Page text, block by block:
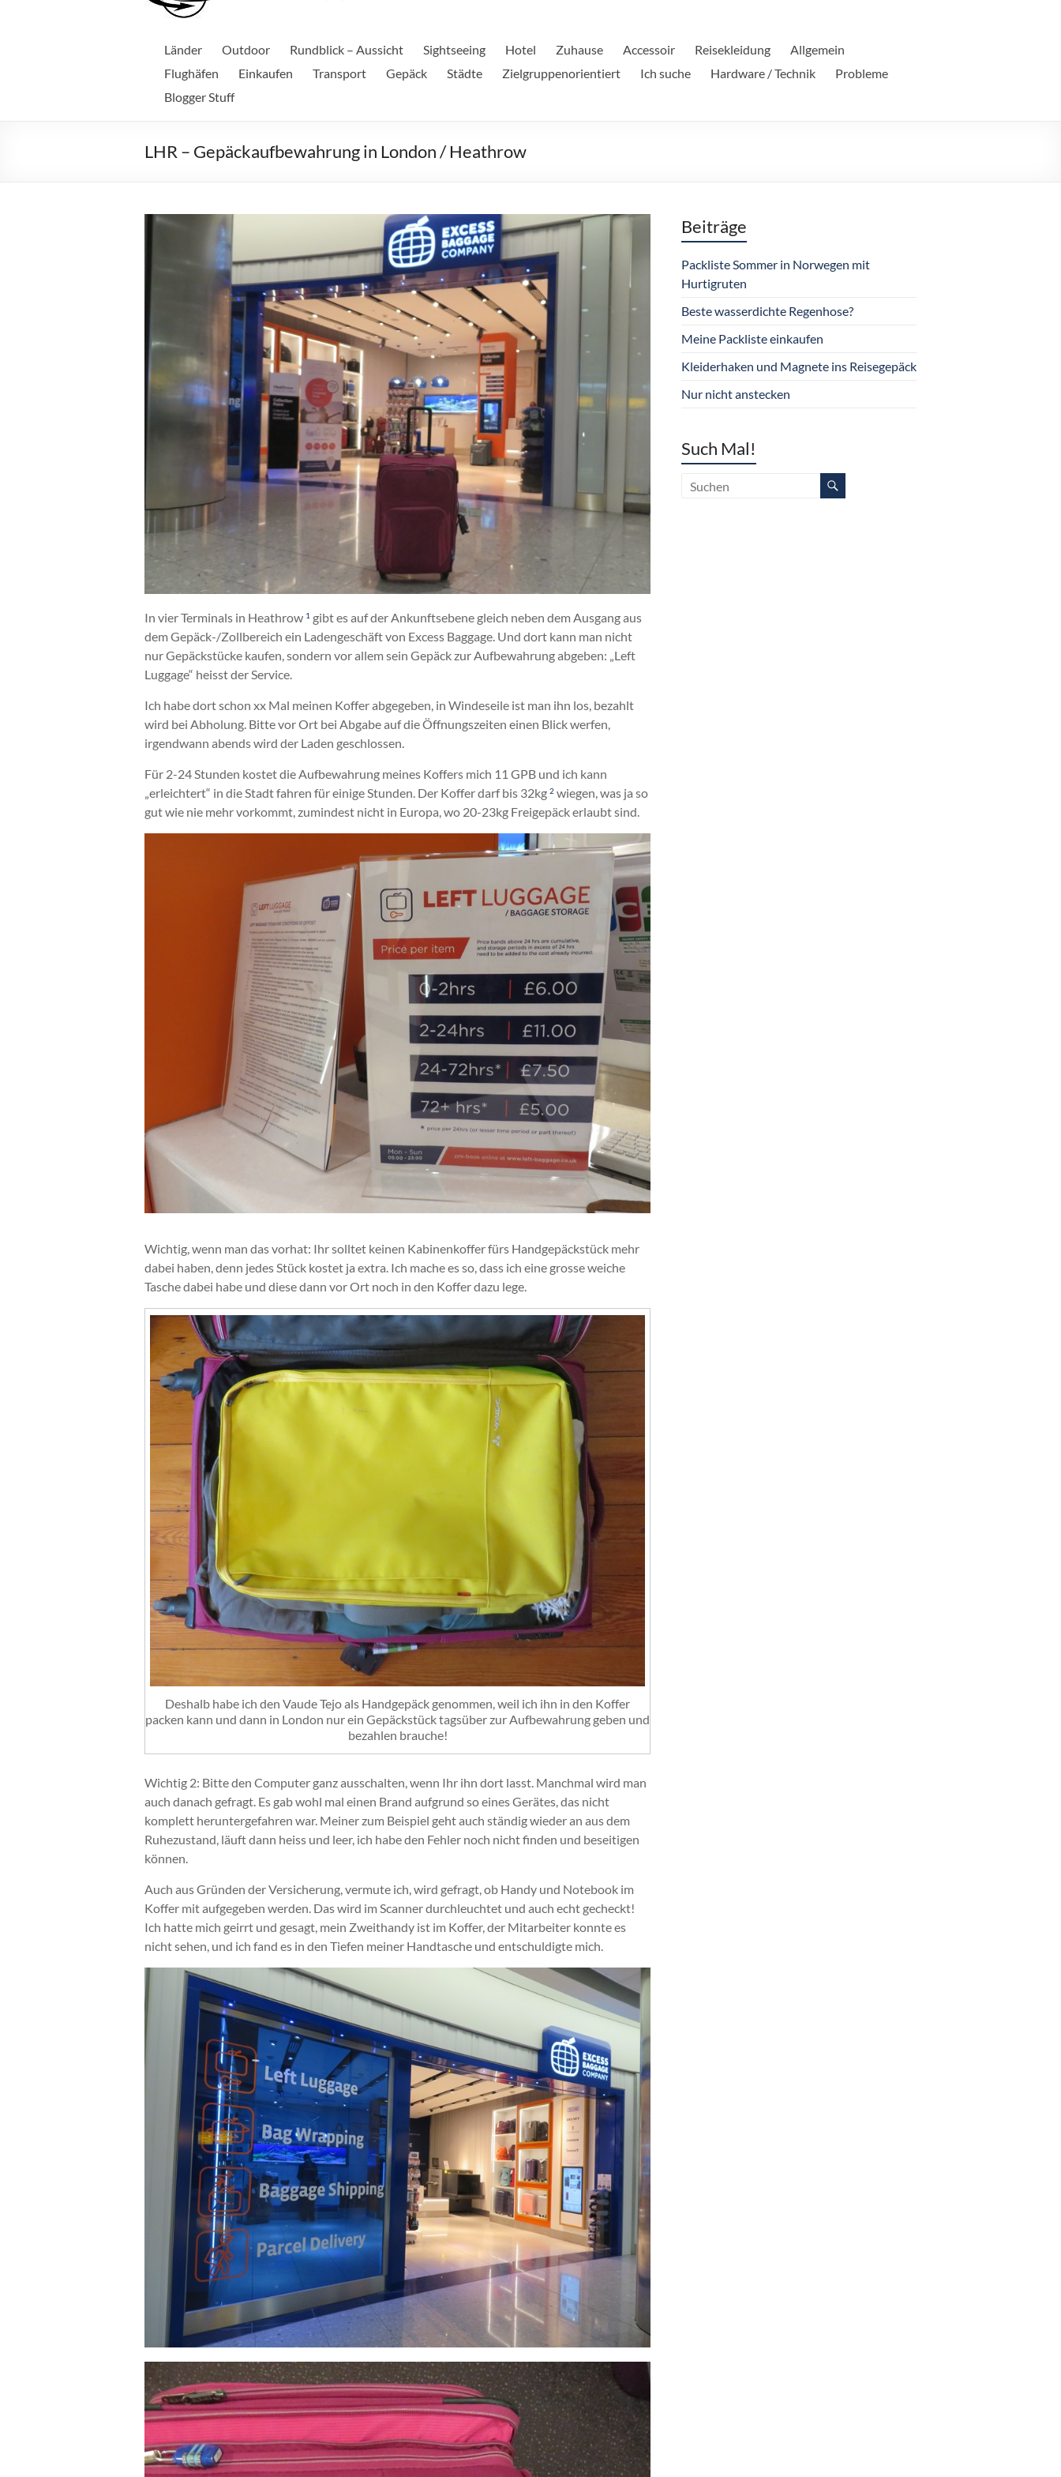
Länder Outdoor Rundblick – Aussicht Sightseeing Hotel Zuhause Accessoir Reisekleidung
Allgemein
Flughäfen
Einkaufen Transport Gepäck Städte Zielgruppenorientiert Ich suche Hardware / Technik
Probleme
Blogger Stuff
LHR – Gepäckaufbewahrung in London / Heathrow
In vier Terminals in Heathrow 1 gibt es auf der Ankunftsebene gleich neben dem Ausgang aus
dem Gepäck-/Zollbereich ein Ladengeschäft von Excess Baggage. Und dort kann man nicht
nur Gepäckstücke kaufen, sondern vor allem sein Gepäck zur Aufbewahrung abgeben: „Left
Luggage“ heisst der Service.
Ich habe dort schon xx Mal meinen Koffer abgegeben, in Windeseile ist man ihn los, bezahlt
wird bei Abholung. Bitte vor Ort bei Abgabe auf die Öffnungszeiten einen Blick werfen,
irgendwann abends wird der Laden geschlossen.
Für 2-24 Stunden kostet die Aufbewahrung meines Koffers mich 11 GPB und ich kann
„erleichtert“ in die Stadt fahren für einige Stunden. Der Koffer darf bis 32kg 2 wiegen, was ja so
gut wie nie mehr vorkommt, zumindest nicht in Europa, wo 20-23kg Freigepäck erlaubt sind.
Wichtig, wenn man das vorhat: Ihr solltet keinen Kabinenkoffer fürs Handgepäckstück mehr
dabei haben, denn jedes Stück kostet ja extra. Ich mache es so, dass ich eine grosse weiche
Tasche dabei habe und diese dann vor Ort noch in den Koffer dazu lege.
Deshalb habe ich den Vaude Tejo als Handgepäck genommen, weil ich ihn in den Koffer
packen kann und dann in London nur ein Gepäckstück tagsüber zur Aufbewahrung geben und
bezahlen brauche!
Wichtig 2: Bitte den Computer ganz ausschalten, wenn Ihr ihn dort lasst. Manchmal wird man
auch danach gefragt. Es gab wohl mal einen Brand aufgrund so eines Gerätes, das nicht
komplett heruntergefahren war. Meiner zum Beispiel geht auch ständig wieder an aus dem
Ruhezustand, läuft dann heiss und leer, ich habe den Fehler noch nicht finden und beseitigen
können.
Auch aus Gründen der Versicherung, vermute ich, wird gefragt, ob Handy und Notebook im
Koffer mit aufgegeben werden. Das wird im Scanner durchleuchtet und auch echt gecheckt!
Ich hatte mich geirrt und gesagt, mein Zweithandy ist im Koffer, der Mitarbeiter konnte es
nicht sehen, und ich fand es in den Tiefen meiner Handtasche und entschuldigte mich.
Beiträge
Packliste Sommer in Norwegen mit
Hurtigruten
Beste wasserdichte Regenhose?
Meine Packliste einkaufen
Kleiderhaken und Magnete ins Reisegepäck
Nur nicht anstecken
Such Mal!